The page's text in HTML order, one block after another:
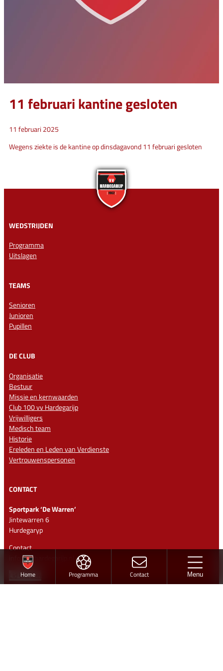
Home Programma Contact Menu
11 februari kantine gesloten
11 februari 2025
Wegens ziekte is de kantine op dinsdagavond 11 februari gesloten
WEDSTRIJDEN
Programma
Uitslagen
TEAMS
Senioren
Junioren
Pupillen
DE CLUB
Organisatie
Bestuur
Missie en kernwaarden
Club 100 vv Hardegarijp
Vrijwilligers
Medisch team
Historie
Ereleden en Leden van Verdienste
Vertrouwenspersonen
CONTACT
Sportpark ‘De Warren’
Jintewarren 6
Hurdegaryp
Contact
info@vvhardegarijp.nl
Lid worden